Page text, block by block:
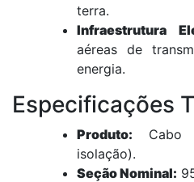
terra.
Infraestrutura
aéreas de
energia.
Especificações
Produto: Cabo
isolação).
Seção Nominal: